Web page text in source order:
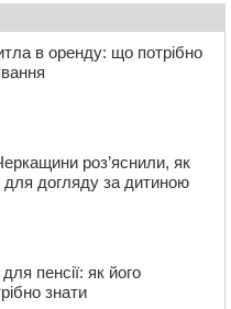
золоті: черкаські
чемпіонаті України
в оренду: що потрібно
роз’яснили, як
догляду за дитиною
пенсії: як його
знати